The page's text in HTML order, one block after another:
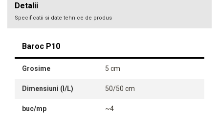
Detalii
Specificatii si date tehnice de produs
Baroc P10
Grosime 5 cm
Dimensiuni (l/L) 50/50 cm
buc/mp ~4